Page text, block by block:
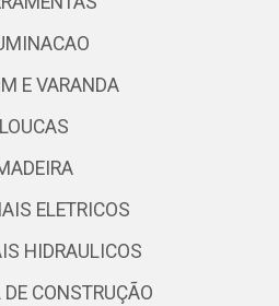
E VARANDA
LOUCAS
ELETRICOS
HIDRAULICOS
CONSTRUÇÃO